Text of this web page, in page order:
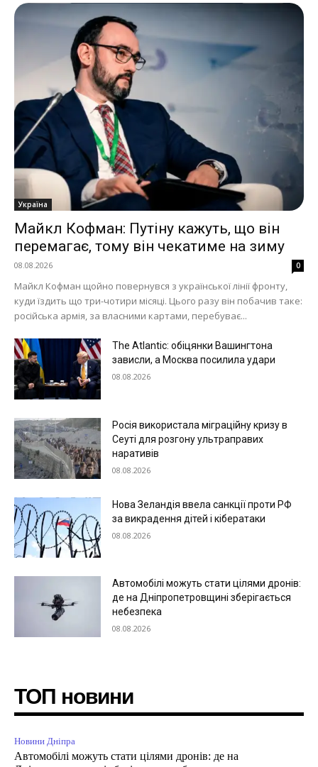
Україна
Майкл Кофман: Путіну кажуть, що він
перемагає, тому він чекатиме на зиму
08.08.2026 0
Майкл Кофман щойно повернувся з української лінії фронту,
куди їздить що три-чотири місяці. Цього разу він побачив таке:
російська армія, за власними картами, перебуває...
The Atlantic: обіцянки Вашингтона
зависли, а Москва посилила удари
08.08.2026
Росія використала міграційну кризу в
Сеуті для розгону ультраправих
наративів
08.08.2026
Нова Зеландія ввела санкції проти РФ
за викрадення дітей і кібератаки
08.08.2026
Автомобілі можуть стати цілями дронів:
де на Дніпропетровщині зберігається
небезпека
08.08.2026
ТОП новини
Новини Дніпра
Автомобілі можуть стати цілями дронів: де на